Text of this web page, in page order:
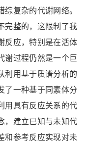
复杂的代谢网络。
完整的，这限制了我
反应，特别是在活体
谢过程仍然是一个巨
利用基于质谱分析的
了一种基于同素体分
用具有反应关系的代
，建立已知与未知代
和参考反应实现对未